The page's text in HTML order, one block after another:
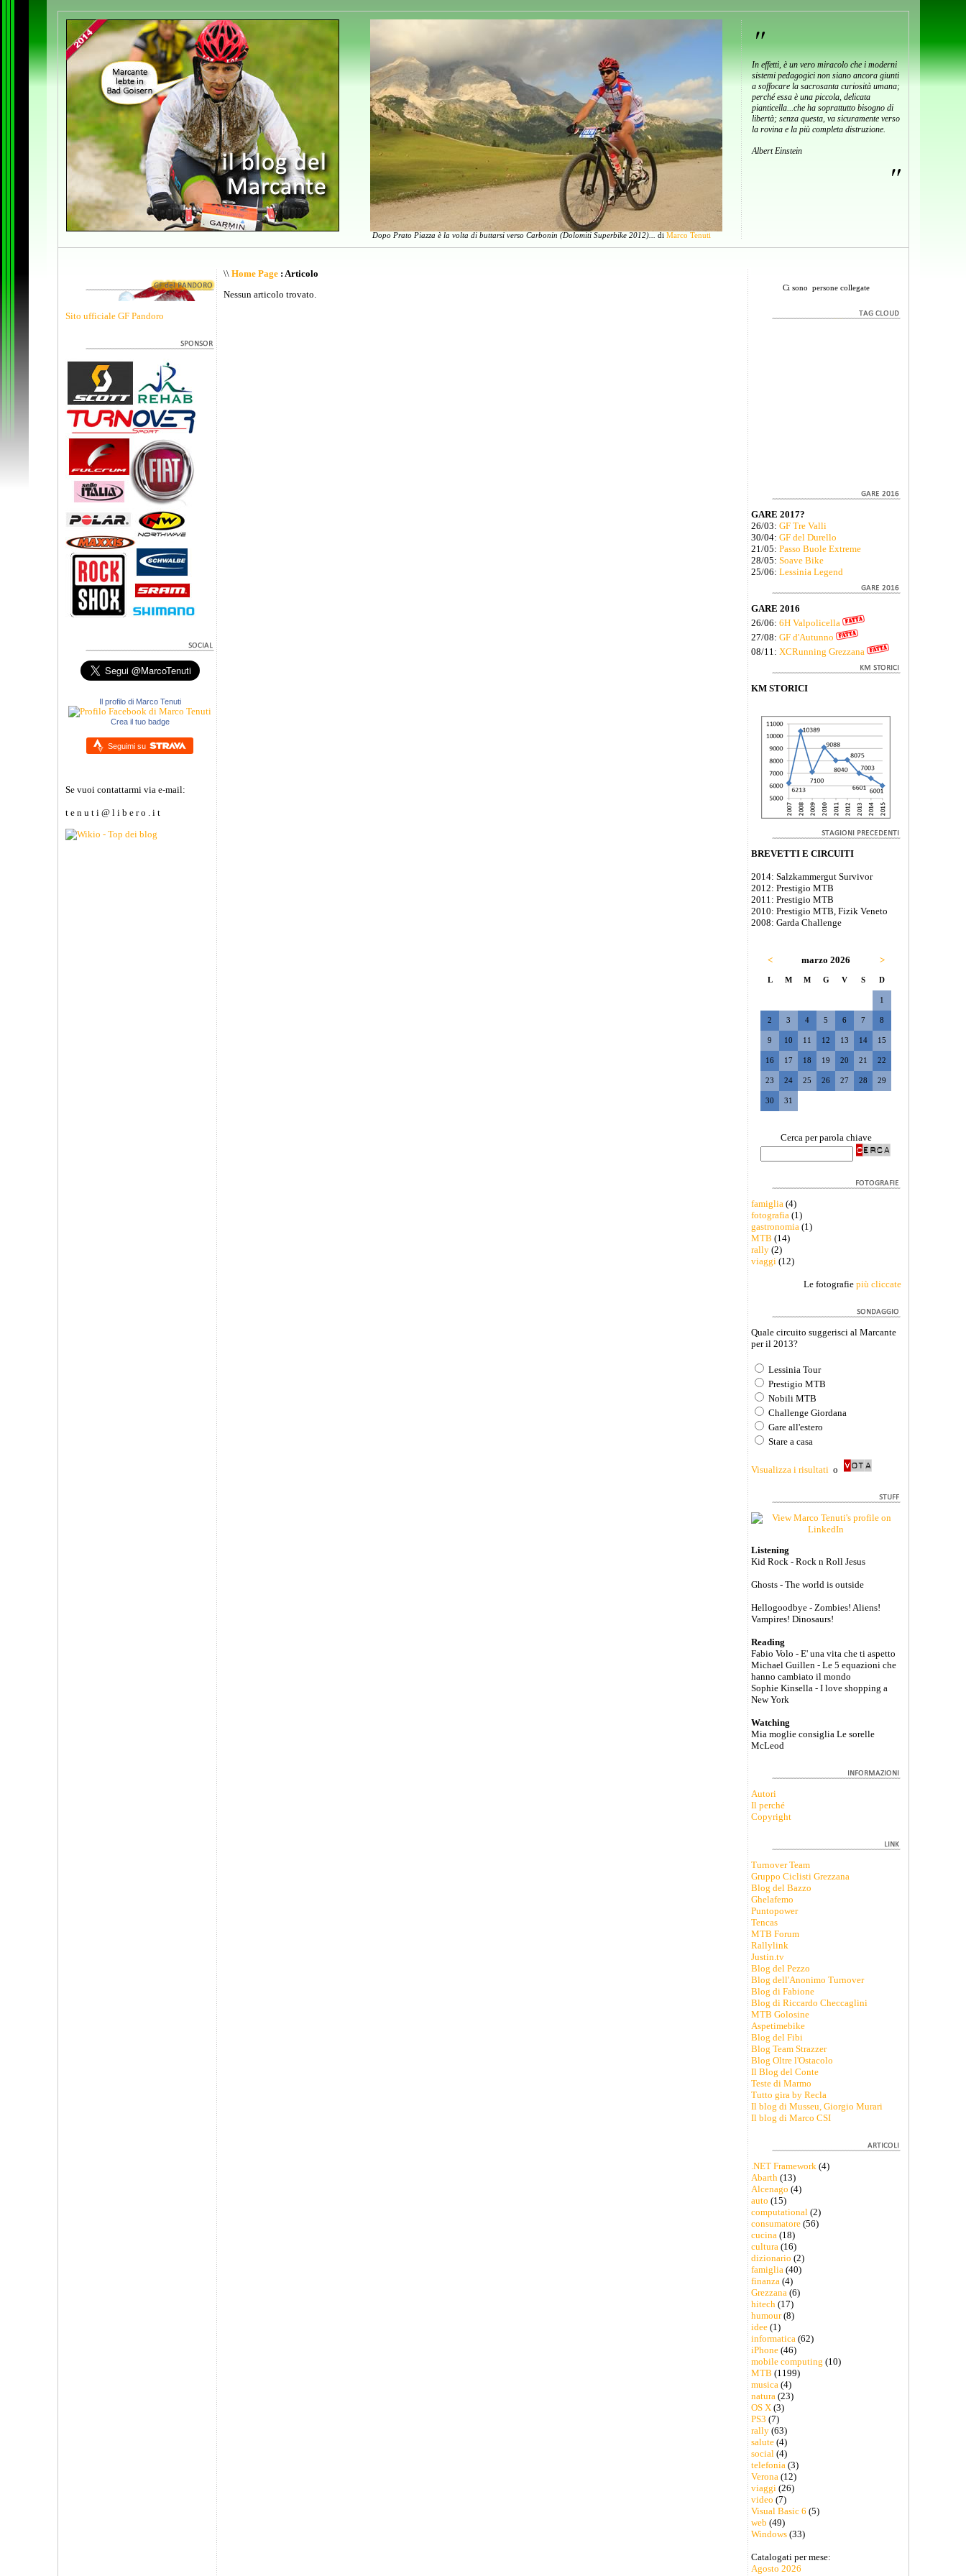
Dopo Prato Piazza è la volta di buttarsi verso Carbonin (Dolomiti Superbike 2012)... di Marco Tenuti
"
In effetti, è un vero miracolo che i moderni
sistemi pedagogici non siano ancora giunti
a soffocare la sacrosanta curiosità umana;
perché essa è una piccola, delicata
pianticella...che ha soprattutto bisogno di
libertà; senza questa, va sicuramente verso
la rovina e la più completa distruzione.
Albert Einstein
"
Sito ufficiale GF Pandoro
Il profilo di Marco Tenuti
Crea il tuo badge
Seguimi su
Se vuoi contattarmi via e-mail:
t e n u t i @ l i b e r o . i t
\\ Home Page: Articolo
Nessun articolo trovato.
Ci sono persone collegate
GARE 2017?
26/03: GF Tre Valli
30/04: GF del Durello
21/05: Passo Buole Extreme
28/05: Soave Bike
25/06: Lessinia Legend
GARE 2016
26/06: 6H Valpolicella
27/08: GF d'Autunno
08/11: XCRunning Grezzana
KM STORICI
BREVETTI E CIRCUITI
2014: Salzkammergut Survivor
2012: Prestigio MTB
2011: Prestigio MTB
2010: Prestigio MTB, Fizik Veneto
2008: Garda Challenge
< marzo 2026 >
L M M G V S D
1
2 3 4 5 6 7 8
9 10 11 12 13 14 15
16 17 18 19 20 21 22
23 24 25 26 27 28 29
30 31
Cerca per parola chiave
famiglia (4)
fotografia (1)
gastronomia (1)
MTB (14)
rally(2)
viaggi (12)
Le fotografie più cliccate
Quale circuito suggerisci al Marcante
per il 2013?
Lessinia Tour
Prestigio MTB
Nobili MTB
Challenge Giordana
Gare all'estero
Stare a casa
Visualizza i risultati o
Listening
Kid Rock - Rock n Roll Jesus
Ghosts - The world is outside
Hellogoodbye - Zombies! Aliens!
Vampires! Dinosaurs!
Reading
Fabio Volo - E' una vita che ti aspetto
Michael Guillen - Le 5 equazioni che
hanno cambiato il mondo
Sophie Kinsella - I love shopping a
New York
Watching
Mia moglie consiglia Le sorelle
McLeod
Autori
Il perché
Copyright
Turnover Team
Gruppo Ciclisti Grezzana
Blog del Bazzo
Ghelafemo
Puntopower
Tencas
MTB Forum
Rallylink
Justin.tv
Blog del Pezzo
Blog dell'Anonimo Turnover
Blog di Fabione
Blog di Riccardo Checcaglini
MTB Golosine
Aspetimebike
Blog del Fibi
Blog Team Strazzer
Blog Oltre l'Ostacolo
Il Blog del Conte
Teste di Marmo
Tutto gira by Recla
Il blog di Musseu, Giorgio Murari
Il blog di Marco CSI
.NET Framework(4)
Abarth(13)
Alcenago (4)
auto (15)
computational(2)
consumatore(56)
cucina(18)
cultura(16)
dizionario (2)
famiglia(40)
finanza(4)
Grezzana(6)
hitech(17)
humour(8)
idee(1)
informatica(62)
iPhone(46)
mobile computing (10)
MTB (1199)
musica(4)
natura(23)
OS X(3)
PS3 (7)
rally(63)
salute(4)
social(4)
telefonia(3)
Verona(12)
viaggi(26)
video (7)
Visual Basic 6 (5)
web (49)
Windows(33)
Catalogati per mese:
Agosto 2026